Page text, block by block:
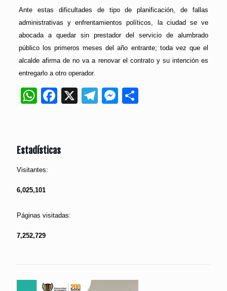
Ante estas dificultades de tipo de planificación, de fallas
administrativas y enfrentamientos políticos, la ciudad se ve
abocada a quedar sin prestador del servicio de alumbrado
público los primeros meses del año entrante; toda vez que el
alcalde afirma de no va a renovar el contrato y su intención es
entregarlo a otro operador.
WhatsApp
Facebook
X Telegram
Messenger
Estadísticas
Visitantes:
6,025,101
Páginas visitadas:
7,252,729